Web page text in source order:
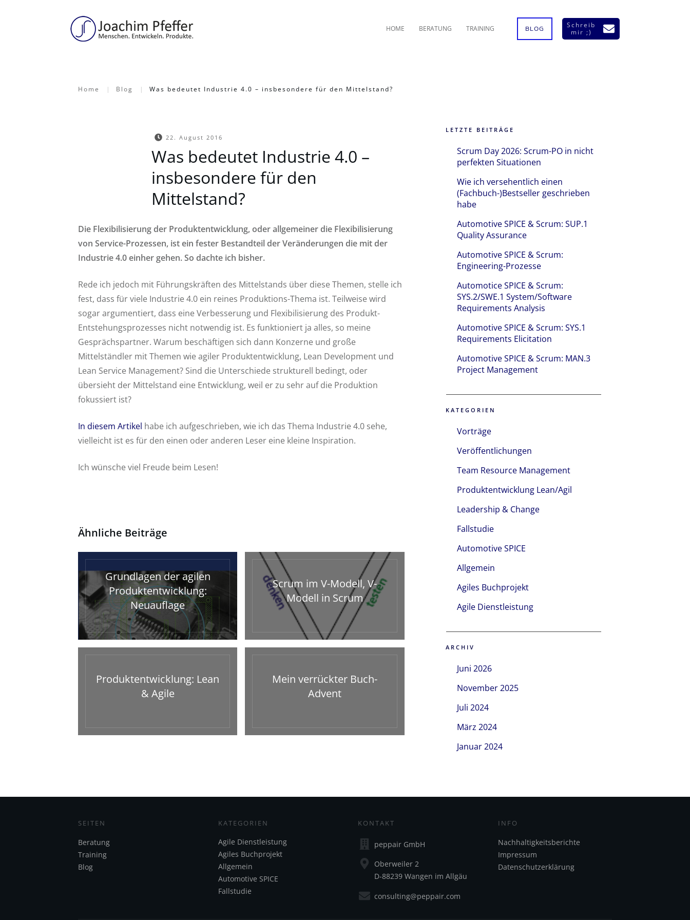
HOME BERATUNG TRAINING BLOG
Schreib
mir ;)
Home | Blog | Was bedeutet Industrie 4.0 – insbesondere für den Mittelstand?
22. August 2016
Was bedeutet Industrie 4.0 –
insbesondere für den
Mittelstand?
Die Flexibilisierung der Produktentwicklung, oder allgemeiner die Flexibilisierung
von Service-Prozessen, ist ein fester Bestandteil der Veränderungen die mit der
Industrie 4.0 einher gehen. So dachte ich bisher.
Rede ich jedoch mit Führungskräften des Mittelstands über diese Themen, stelle ich
fest, dass für viele Industrie 4.0 ein reines Produktions-Thema ist. Teilweise wird
sogar argumentiert, dass eine Verbesserung und Flexibilisierung des Produkt-
Entstehungsprozesses nicht notwendig ist. Es funktioniert ja alles, so meine
Gesprächspartner. Warum beschäftigen sich dann Konzerne und große
Mittelständler mit Themen wie agiler Produktentwicklung, Lean Development und
Lean Service Management? Sind die Unterschiede strukturell bedingt, oder
übersieht der Mittelstand eine Entwicklung, weil er zu sehr auf die Produktion
fokussiert ist?
In diesem Artikel habe ich aufgeschrieben, wie ich das Thema Industrie 4.0 sehe,
vielleicht ist es für den einen oder anderen Leser eine kleine Inspiration.
Ich wünsche viel Freude beim Lesen!
Ähnliche Beiträge
Grundlagen der agilen
Produktentwicklung:
Neuauflage
Scrum im V-Modell, V-
Modell in Scrum
Produktentwicklung: Lean
& Agile
Mein verrückter Buch-
Advent
LETZTE BEITRÄGE
Scrum Day 2026: Scrum-PO in nicht
perfekten Situationen
Wie ich versehentlich einen
(Fachbuch-)Bestseller geschrieben
habe
Automotive SPICE & Scrum: SUP.1
Quality Assurance
Automotive SPICE & Scrum:
Engineering-Prozesse
Automotice SPICE & Scrum:
SYS.2/SWE.1 System/Software
Requirements Analysis
Automotive SPICE & Scrum: SYS.1
Requirements Elicitation
Automotive SPICE & Scrum: MAN.3
Project Management
KATEGORIEN
Vorträge
Veröffentlichungen
Team Resource Management
Produktentwicklung Lean/Agil
Leadership & Change
Fallstudie
Automotive SPICE
Allgemein
Agiles Buchprojekt
Agile Dienstleistung
ARCHIV
Juni 2026
November 2025
Juli 2024
März 2024
Januar 2024
SEITEN
Beratung
Training
Blog
KATEGORIEN
Agile Dienstleistung
Agiles Buchprojekt
Allgemein
Automotive SPICE
Fallstudie
KONTAKT
peppair GmbH
Oberweiler 2
D-88239 Wangen im Allgäu
consulting@peppair.com
INFO
Nachhaltigkeitsberichte
Impressum
Datenschutzerklärung